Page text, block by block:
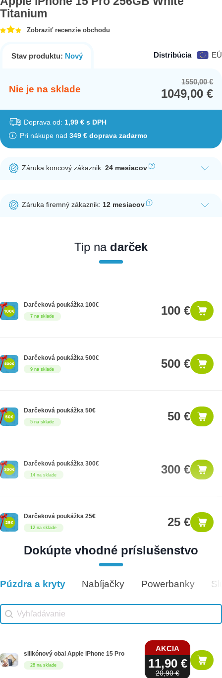
Titanium
Zobraziť recenzie obchodu
Stav produktu: Nový Distribúcia EÚ
Nie je na sklade
1550,00€
1049,00€
Doprava od: 1,99 € s DPH
Pri nákupe nad 349 € doprava zadarmo
Záruka koncový zákaznik:24 mesiacov
potrebná registrácia zákazníckeho účtu.
Záruka firemný zákaznik:12 mesiacov
nakupovať ako firemný zákazník, musíte sa pred nákupom
registrovať. Registrácia podlieha overeniu.
Tip nadarček
7 na sklade
Darčeková poukážka 100€ 100 €
9 na sklade
Darčeková poukážka 500€ 500 €
5 na sklade
Darčeková poukážka 50€ 50 €
14 na sklade
Darčeková poukážka 300€ 300 €
12 na sklade
Darčeková poukážka 25€ 25 €
8 na sklade
Dokúpte vhodné príslušenstvo
Vhodné príslušenstvo
Púzdra a kryty Nabíjačky Powerbanky
Vhodné príslušenstvo search
Search content
28 na sklade
silikónový obal Apple iPhone 15 Pro
AKCIA
11,90 €
20,90 €